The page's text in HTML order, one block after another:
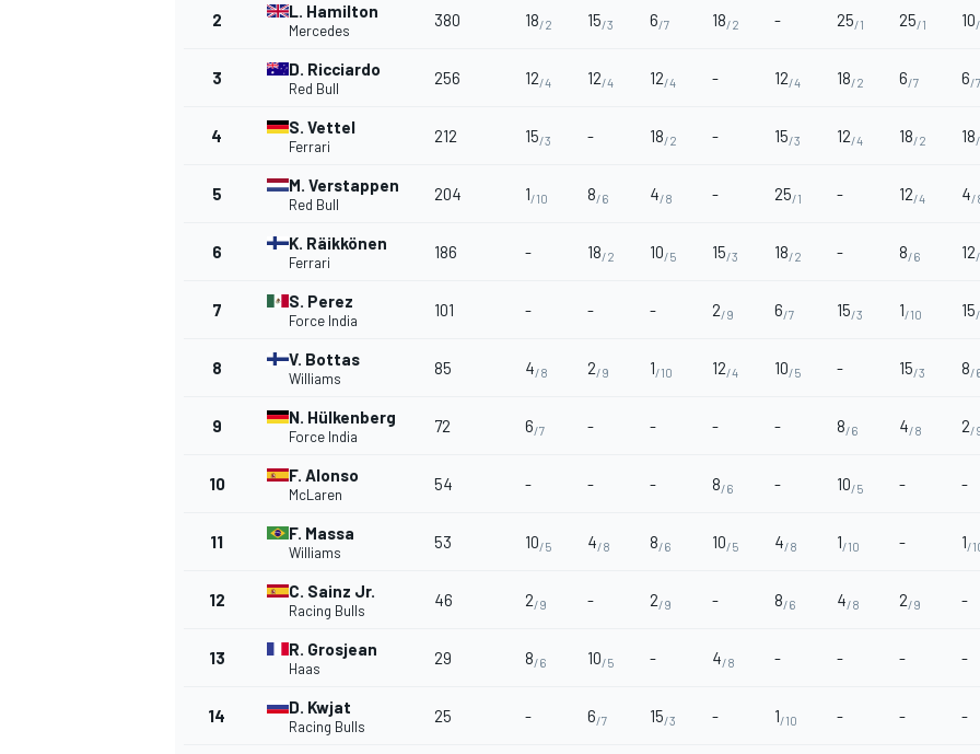
2 L. Hamilton
Mercedes
380 18/2 15/3 6/7 18/2 - 25/1 25/1 10
3 D. Ricciardo
Red Bull
256 12/4 12/4 12/4 - 12/4 18/2 6/7 6/7
4 S. Vettel
Ferrari
212 15/3 - 18/2 - 15/3 12/4 18/2 18
5 M. Verstappen
Red Bull
204 1/10 8/6 4/8 - 25/1 - 12/4 4/
6 K. Räikkönen
Ferrari
186 - 18/2 10/5 15/3 18/2 - 8/6 12
7 S. Perez
Force India
101 - - - 2/9 6/7 15/3 1/10 15
8 V. Bottas
Williams
85 4/8 2/9 1/10 12/4 10/5 - 15/3 8/
9 N. Hülkenberg
Force India
72 6/7 - - - - 8/6 4/8 2/
10 F. Alonso
McLaren
54 - - - 8/6 - 10/5 - -
11 F. Massa
Williams
53 10/5 4/8 8/6 10/5 4/8 1/10 - 1/
12 C. Sainz Jr.
Racing Bulls
46 2/9 - 2/9 - 8/6 4/8 2/9 -
13 R. Grosjean
Haas
29 8/6 10/5 - 4/8 - - - -
14 D. Kwjat
Racing Bulls
25 - 6/7 15/3 - 1/10 - - -